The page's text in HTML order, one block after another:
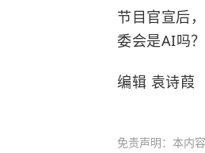
节目官宣后
委会是AI吗
编辑 袁诗葭
免责声明：本内